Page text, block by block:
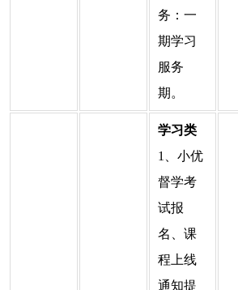
务：一
期学习
服务
期。
学习类
1、小优
督学考
试报
名、课
程上线
通知提